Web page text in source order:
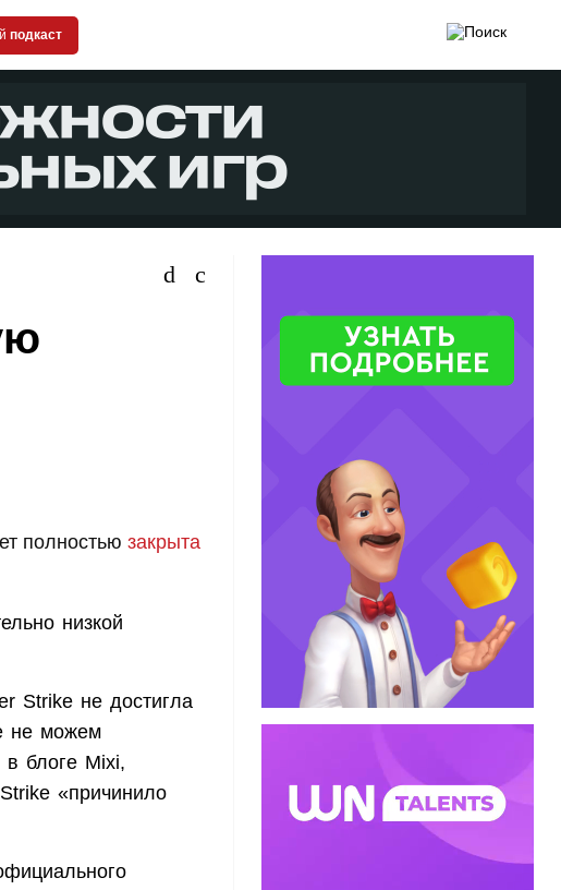
подкаст
полностью закрыта
низкой
Strike не достигла
не можем
блоге Mixi,
«причинило